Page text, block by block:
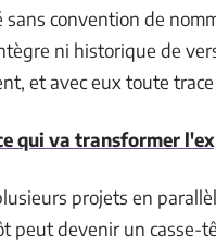
sans convention de
ni historique de
et avec eux toute trace
qui va transformer
projets en
peut devenir un casse-